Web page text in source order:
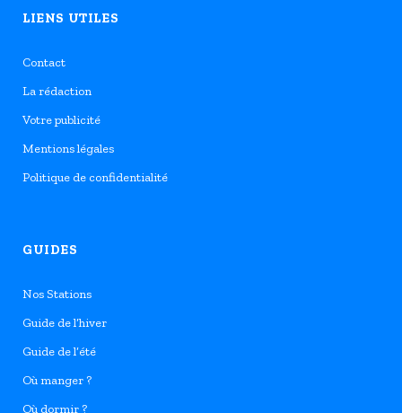
LIENS UTILES
Contact
La rédaction
Votre publicité
Mentions légales
Politique de confidentialité
GUIDES
Nos Stations
Guide de l’hiver
Guide de l’été
Où manger ?
Où dormir ?